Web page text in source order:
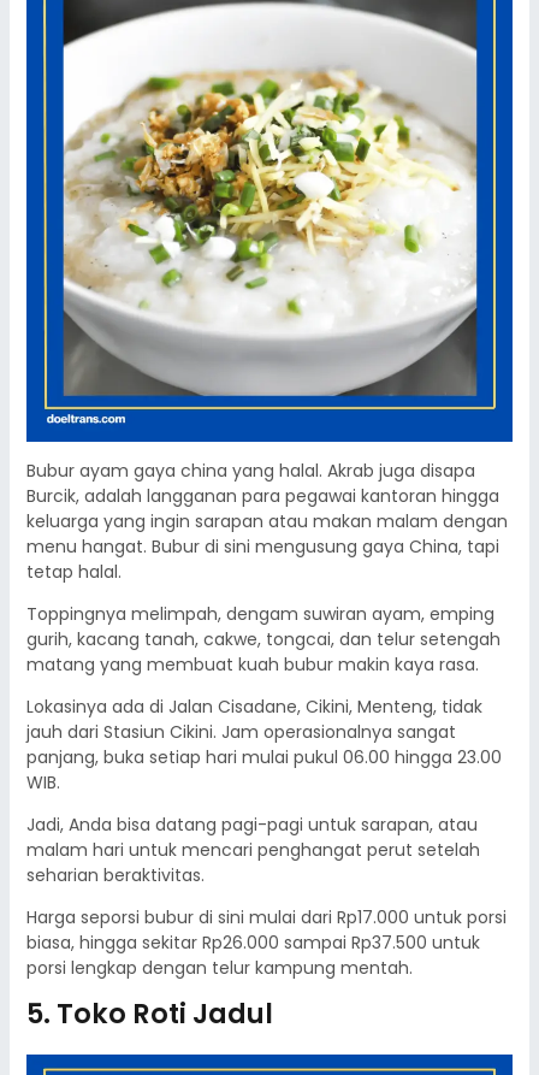
Bubur ayam gaya china yang halal. Akrab juga disapa
Burcik, adalah langganan para pegawai kantoran hingga
keluarga yang ingin sarapan atau makan malam dengan
menu hangat. Bubur di sini mengusung gaya China, tapi
tetap halal.
Toppingnya melimpah, dengam suwiran ayam, emping
gurih, kacang tanah, cakwe, tongcai, dan telur setengah
matang yang membuat kuah bubur makin kaya rasa.
Lokasinya ada di Jalan Cisadane, Cikini, Menteng, tidak
jauh dari Stasiun Cikini. Jam operasionalnya sangat
panjang, buka setiap hari mulai pukul 06.00 hingga 23.00
WIB.
Jadi, Anda bisa datang pagi-pagi untuk sarapan, atau
malam hari untuk mencari penghangat perut setelah
seharian beraktivitas.
Harga seporsi bubur di sini mulai dari Rp17.000 untuk porsi
biasa, hingga sekitar Rp26.000 sampai Rp37.500 untuk
porsi lengkap dengan telur kampung mentah.
5. Toko Roti Jadul